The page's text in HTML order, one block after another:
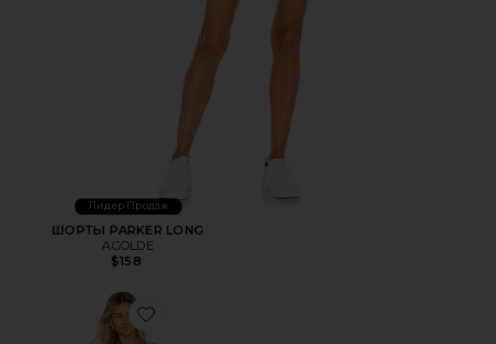
Лидер Продаж
ШОРТЫ PARKER LONG
AGOLDE
$158
Favorite МИНИ ПЛАТЬЕ ACE